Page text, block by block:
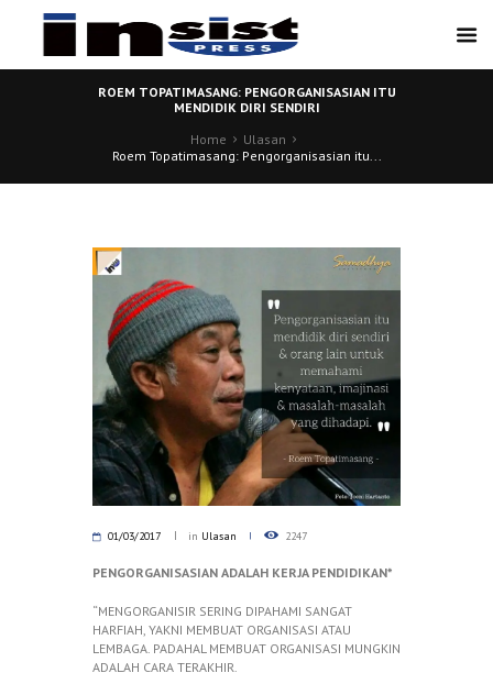
ROEM TOPATIMASANG: PENGORGANISASIAN ITU
MENDIDIK DIRI SENDIRI
Home
Ulasan
Roem Topatimasang: Pengorganisasian itu...
01/03/2017 in Ulasan 2247
PENGORGANISASIAN ADALAH KERJA PENDIDIKAN*
“MENGORGANISIR SERING DIPAHAMI SANGAT
HARFIAH, YAKNI MEMBUAT ORGANISASI ATAU
LEMBAGA. PADAHAL MEMBUAT ORGANISASI MUNGKIN
ADALAH CARA TERAKHIR.